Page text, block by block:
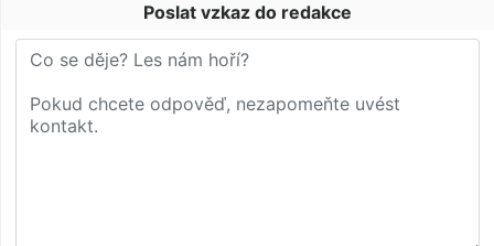
Poslat vzkaz do redakce